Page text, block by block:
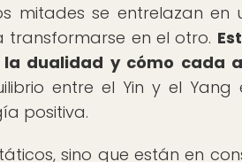
mitades se entrelazan
en el otro.
dualidad y cómo cada
entre el Yin y el
positiva.
sino que están en